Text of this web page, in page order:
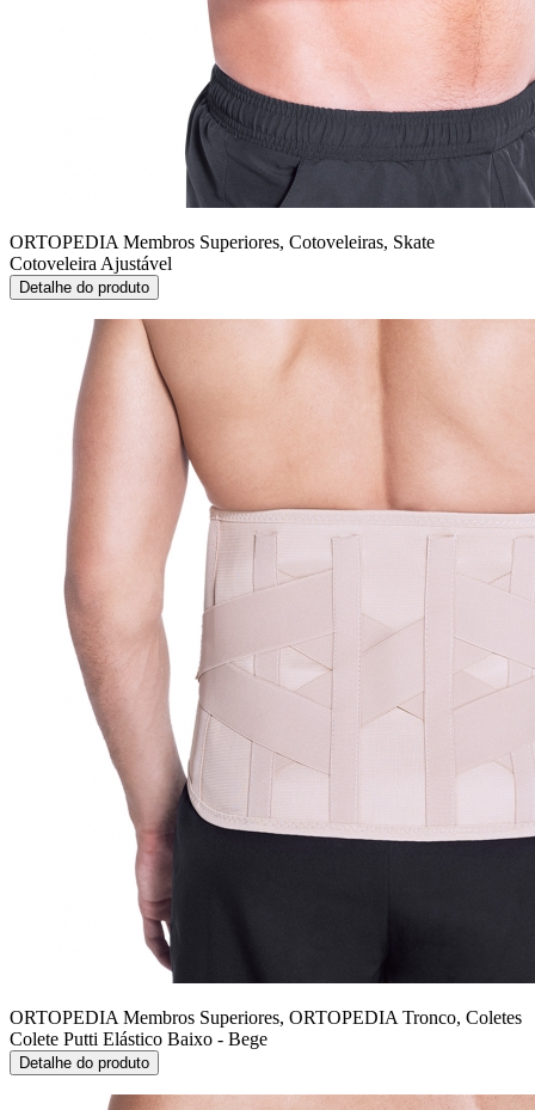
ORTOPEDIA Membros Superiores, Cotoveleiras, Skate
Cotoveleira Ajustável
Detalhe do produto
ORTOPEDIA Membros Superiores, ORTOPEDIA Tronco, Coletes
Colete Putti Elástico Baixo - Bege
Detalhe do produto